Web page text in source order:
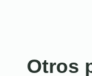
Otros